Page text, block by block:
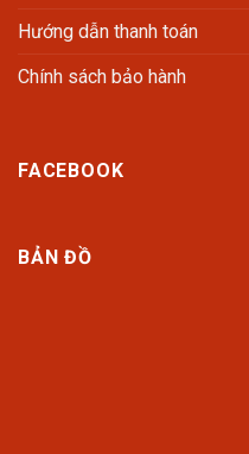
Hướng dẫn thanh toán
Chính sách bảo hành
FACEBOOK
BẢN ĐỒ